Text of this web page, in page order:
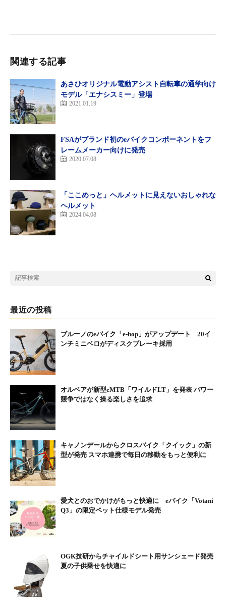
取り付けイメージ
手前から前方まで均一かつワイドに照射するIQ2テクノロジーを
採用し、70ルクスの照度を誇る。ヘッドライトを搭載していない
している。
関連する記事
あさひオリジナル電動アシスト自転車の通学向け
モデル「エナシスミー」登場
2021.01.19
FSAがブランド初のeバイクコンポーネントをフ
レームメーカー向けに発売
2020.07.08
「ここめっと」ヘルメットに見えないおしゃれな
ヘルメット
2024.04.08
最近の投稿
ブルーノのeバイク「e-hop」がアップデート 20イ
ンチミニベロがディスクブレーキ採用
オルベアが新型eMTB「ワイルドLT」を発表 パワー
競争ではなく操る楽しさを追求
キャノンデールからクロスバイク「クイック」の新
型が発売 スマホ連携で毎日の移動をもっと便利に
愛犬とのおでかけがもっと快適に eバイク「Votani
Q3」の限定ペット仕様モデル発売
OGK技研からチャイルドシート用サンシェード発売
夏の子供乗せを快適に